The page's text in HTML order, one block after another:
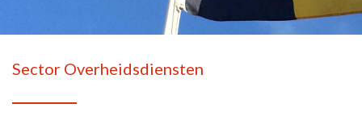
Sector Overheidsdiensten